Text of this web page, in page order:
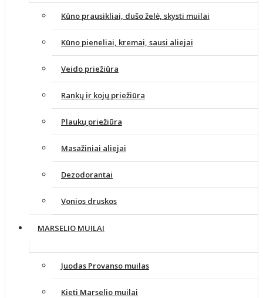
Kūno prausikliai, dušo želė, skysti muilai
Kūno pieneliai, kremai, sausi aliejai
Veido priežiūra
Rankų ir kojų priežiūra
Plaukų priežiūra
Masažiniai aliejai
Dezodorantai
Vonios druskos
MARSELIO MUILAI
Juodas Provanso muilas
Kieti Marselio muilai